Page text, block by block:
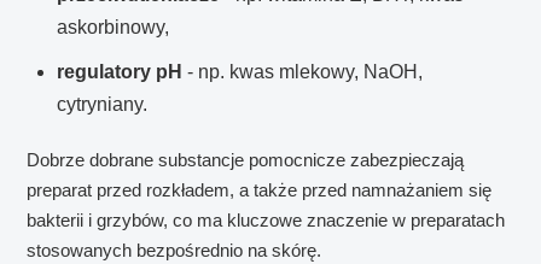
askorbinowy,
regulatory pH- np. kwas mlekowy, NaOH,
cytryniany.
Dobrze dobrane substancje pomocnicze zabezpieczają
preparat przed rozkładem, a także przed namnażaniem się
bakterii i grzybów, co ma kluczowe znaczenie w preparatach
stosowanych bezpośrednio na skórę.